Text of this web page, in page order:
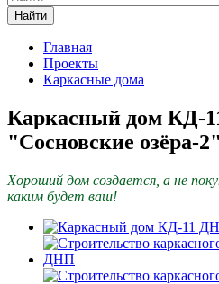
Найти
Главная
Проекты
Каркасные дома
Каркасный дом КД-
"Сосновские озёра-2"
Хороший дом создается, а не
каким будет ваш!